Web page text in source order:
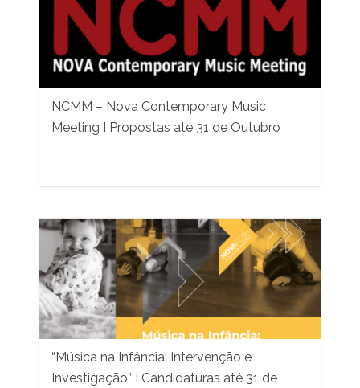
NCMM – Nova Contemporary Music
Meeting I Propostas até 31 de Outubro
“Música na Infância: Intervenção e
Investigação” I Candidaturas até 31 de